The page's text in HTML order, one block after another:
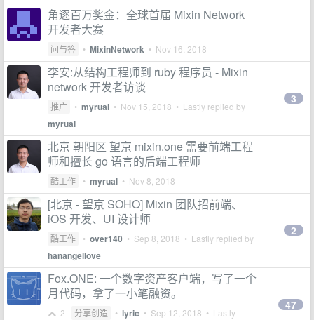
角逐百万奖金：全球首届 Mixin Network
开发者大赛
问与答 • MixinNetwork • Nov 16, 2018
李安:从结构工程师到 ruby 程序员 - Mixin
network 开发者访谈
推广 • myrual • Nov 15, 2018 • Lastly replied by
myrual
3
北京 朝阳区 望京 mixin.one 需要前端工程
师和擅长 go 语言的后端工程师
酷工作 • myrual • Nov 8, 2018
[北京 - 望京 SOHO] Mixin 团队招前端、
iOS 开发、UI 设计师
酷工作 • over140 • Sep 8, 2018 • Lastly replied by
hanangellove
2
Fox.ONE: 一个数字资产客户端，写了一个
月代码，拿了一小笔融资。
2 分享创造 • lyric • Sep 12, 2018 • Lastly
47